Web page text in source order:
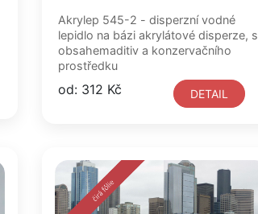
Akrylep 545-2 - disperzní vodné
lepidlo na bázi akrylátové disperze, s
obsahemaditiv a konzervačního
prostředku
od: 312 Kč DETAIL